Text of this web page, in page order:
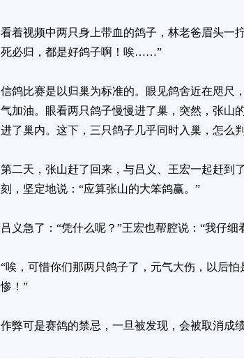
看着视频中两只身上带血的鸽子，林老爸眉头一
死必归，都是好鸽子啊！唉……”
信鸽比赛是以归巢为标准的。眼见鸽舍近在咫尺
气加油。眼看两只鸽子慢慢进了巢，突然，张山
进了巢内。这下，三只鸽子几乎同时入巢，怎么
第二天，张山赶了回来，与吕义、王宏一起赶到
刻，坚定地说：“应算张山的大笨鸽赢。”
吕义急了：“凭什么呢？”王宏也帮腔说：“我仔
“唉，可惜你们那两只鸽子了，元气大伤，以后
惨！”
作弊可是赛鸽的禁忌，一旦被发现，会被取消成